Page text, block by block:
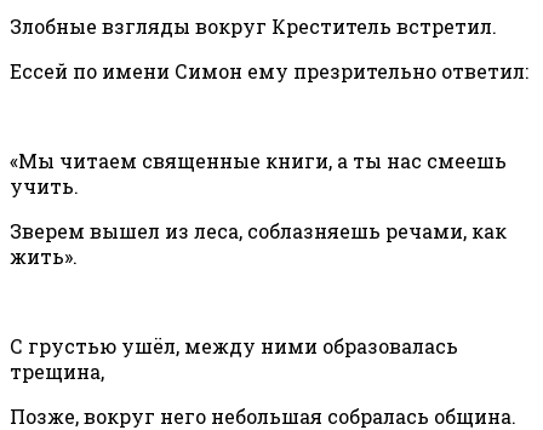
Злобные взгляды вокруг Креститель встретил.
Ессей по имени Симон ему презрительно ответил:
«Мы читаем священные книги, а ты нас смеешь
учить.
Зверем вышел из леса, соблазняешь речами, как
жить».
С грустью ушёл, между ними образовалась
трещина,
Позже, вокруг него небольшая собралась община.